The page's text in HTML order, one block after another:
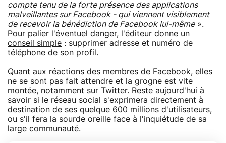
compte tenu de la forte présence des applications
malveillantes sur Facebook - qui viennent visiblement
de recevoir la bénédiction de Facebook lui-même».
Pour palier l'éventuel danger, l'éditeur donne un
conseil simple : supprimer adresse et numéro de
téléphone de son profil.
Quant aux réactions des membres de Facebook, elles
ne se sont pas fait attendre et la grogne est vite
montée, notamment sur Twitter. Reste aujourd'hui à
savoir si le réseau social s'exprimera directement à
destination de ses quelque 600 millions d'utilisateurs,
ou s'il fera la sourde oreille face à l'inquiétude de sa
large communauté.